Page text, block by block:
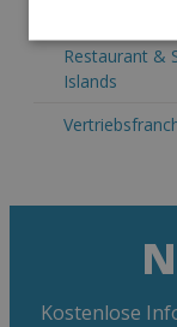
Restaurant &
Islands
Kostenlose